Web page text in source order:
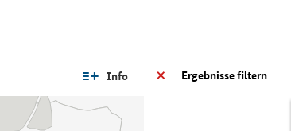
Ergebnisse filtern
Info